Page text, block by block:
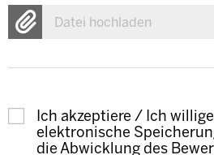
Datei hochladen
Ich akzeptiere / Ich
elektronische
die Abwicklung des